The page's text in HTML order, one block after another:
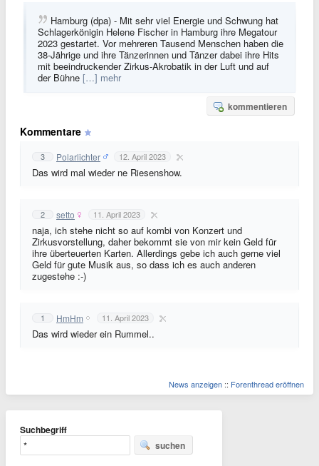
Hamburg (dpa) - Mit sehr viel Energie und Schwung hat
Schlagerkönigin Helene Fischer in Hamburg ihre Megatour
2023 gestartet. Vor mehreren Tausend Menschen haben die
38-Jährige und ihre Tänzerinnen und Tänzer dabei ihre Hits
mit beeindruckender Zirkus-Akrobatik in der Luft und auf
der Bühne […] mehr
kommentieren
Kommentare
3 Polarlichter 12. April 2023
Das wird mal wieder ne Riesenshow.
2 setto 11. April 2023
naja, ich stehe nicht so auf kombi von Konzert und
Zirkusvorstellung, daher bekommt sie von mir kein Geld für
ihre überteuerten Karten. Allerdings gebe ich auch gerne viel
Geld für gute Musik aus, so dass ich es auch anderen
zugestehe :-)
1 HmHm 11. April 2023
Das wird wieder ein Rummel..
News anzeigen :: Forenthread eröffnen
Suchbegriff
suchen